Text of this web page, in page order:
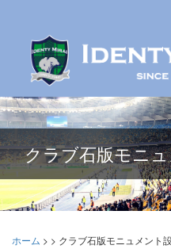
クラブ石版モニ
ホーム > > クラブ石版モニュメント